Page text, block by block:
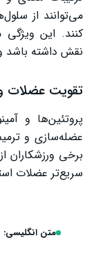
می‌توانند از
کنند. این
نقش داشته باشد
تقویت عضلات
پروتئین‌ها و
عضله‌سازی و
برخی ورزشکاران
سریع‌تر عضلات
متن انگلیسی: